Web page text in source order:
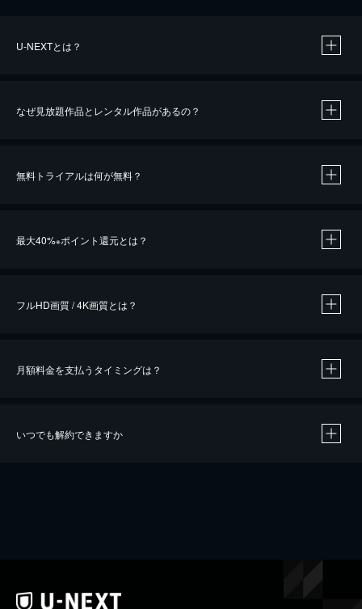
U-NEXTとは？
なぜ見放題作品とレンタル作品があるの？
無料トライアルは何が無料？
最大40%※ポイント還元とは？
※40％ポイント還元の対象は、クレジットカード決済による作品の購入 / レンタルです。
フルHD画質 / 4K画質とは？
月額料金を支払うタイミングは？
いつでも解約できますか